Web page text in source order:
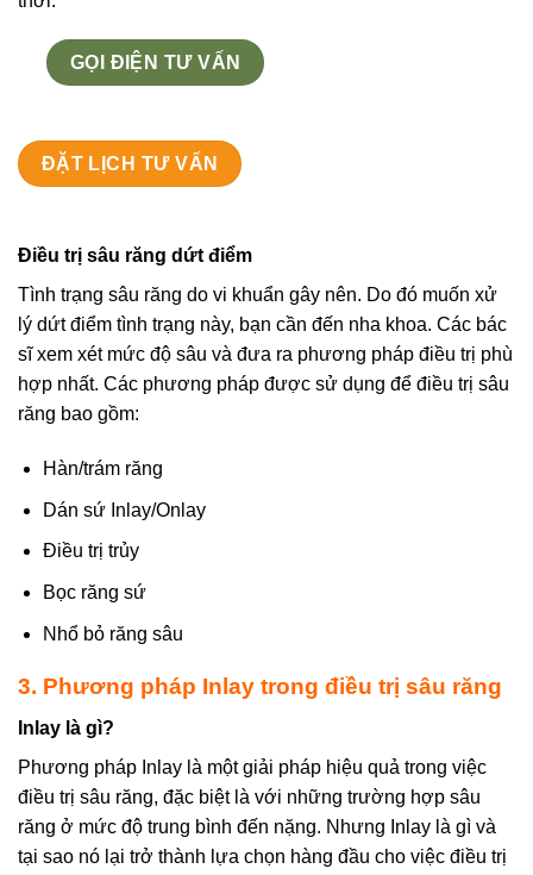
GỌI ĐIỆN TƯ VẤN
ĐẶT LỊCH TƯ VẤN
Điều trị sâu răng dứt điểm
Tình trạng sâu răng do vi khuẩn gây nên. Do đó muốn xử
lý dứt điểm tình trạng này, bạn cần đến nha khoa. Các bác
sĩ xem xét mức độ sâu và đưa ra phương pháp điều trị phù
hợp nhất. Các phương pháp được sử dụng để điều trị sâu
răng bao gồm:
Hàn/trám răng
Dán sứ Inlay/Onlay
Điều trị trủy
Bọc răng sứ
Nhổ bỏ răng sâu
3. Phương pháp Inlay trong điều trị sâu răng
Inlay là gì?
Phương pháp Inlay là một giải pháp hiệu quả trong việc
điều trị sâu răng, đặc biệt là với những trường hợp sâu
răng ở mức độ trung bình đến nặng. Nhưng Inlay là gì và
tại sao nó lại trở thành lựa chọn hàng đầu cho việc điều trị